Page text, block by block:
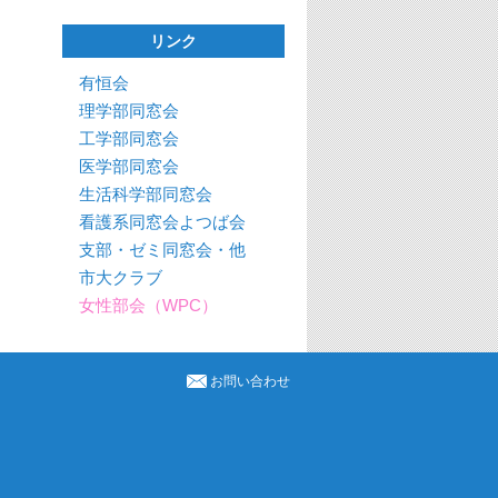
リンク
有恒会
理学部同窓会
工学部同窓会
医学部同窓会
生活科学部同窓会
看護系同窓会よつば会
支部・ゼミ同窓会・他
市大クラブ
女性部会（WPC）
お問い合わせ